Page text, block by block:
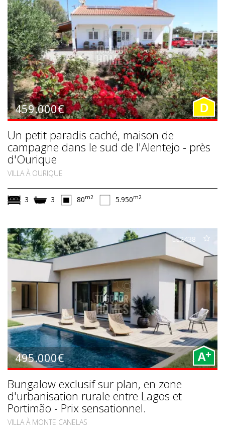
459.000€ D
Un petit paradis caché, maison de
campagne dans le sud de l'Alentejo - près
d'Ourique
VILLA À OURIQUE
3 3 80m2 5.950m2
LE2438
495.000€ A+
Bungalow exclusif sur plan, en zone
d'urbanisation rurale entre Lagos et
Portimão - Prix sensationnel.
VILLA À MONTE CANELAS